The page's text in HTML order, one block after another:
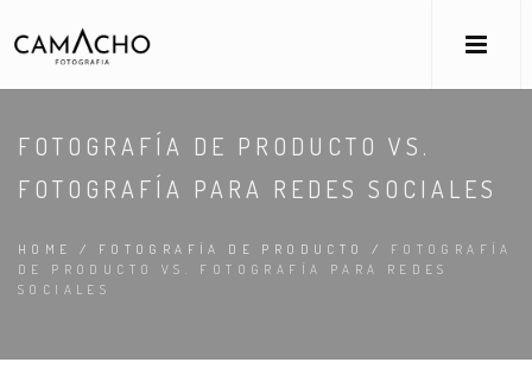
FOTOGRAFÍA DE PRODUCTO VS.
FOTOGRAFÍA PARA REDES SOCIALES
HOME / FOTOGRAFÍA DE PRODUCTO / FOTOGRAFÍA
DE PRODUCTO VS. FOTOGRAFÍA PARA REDES
SOCIALES